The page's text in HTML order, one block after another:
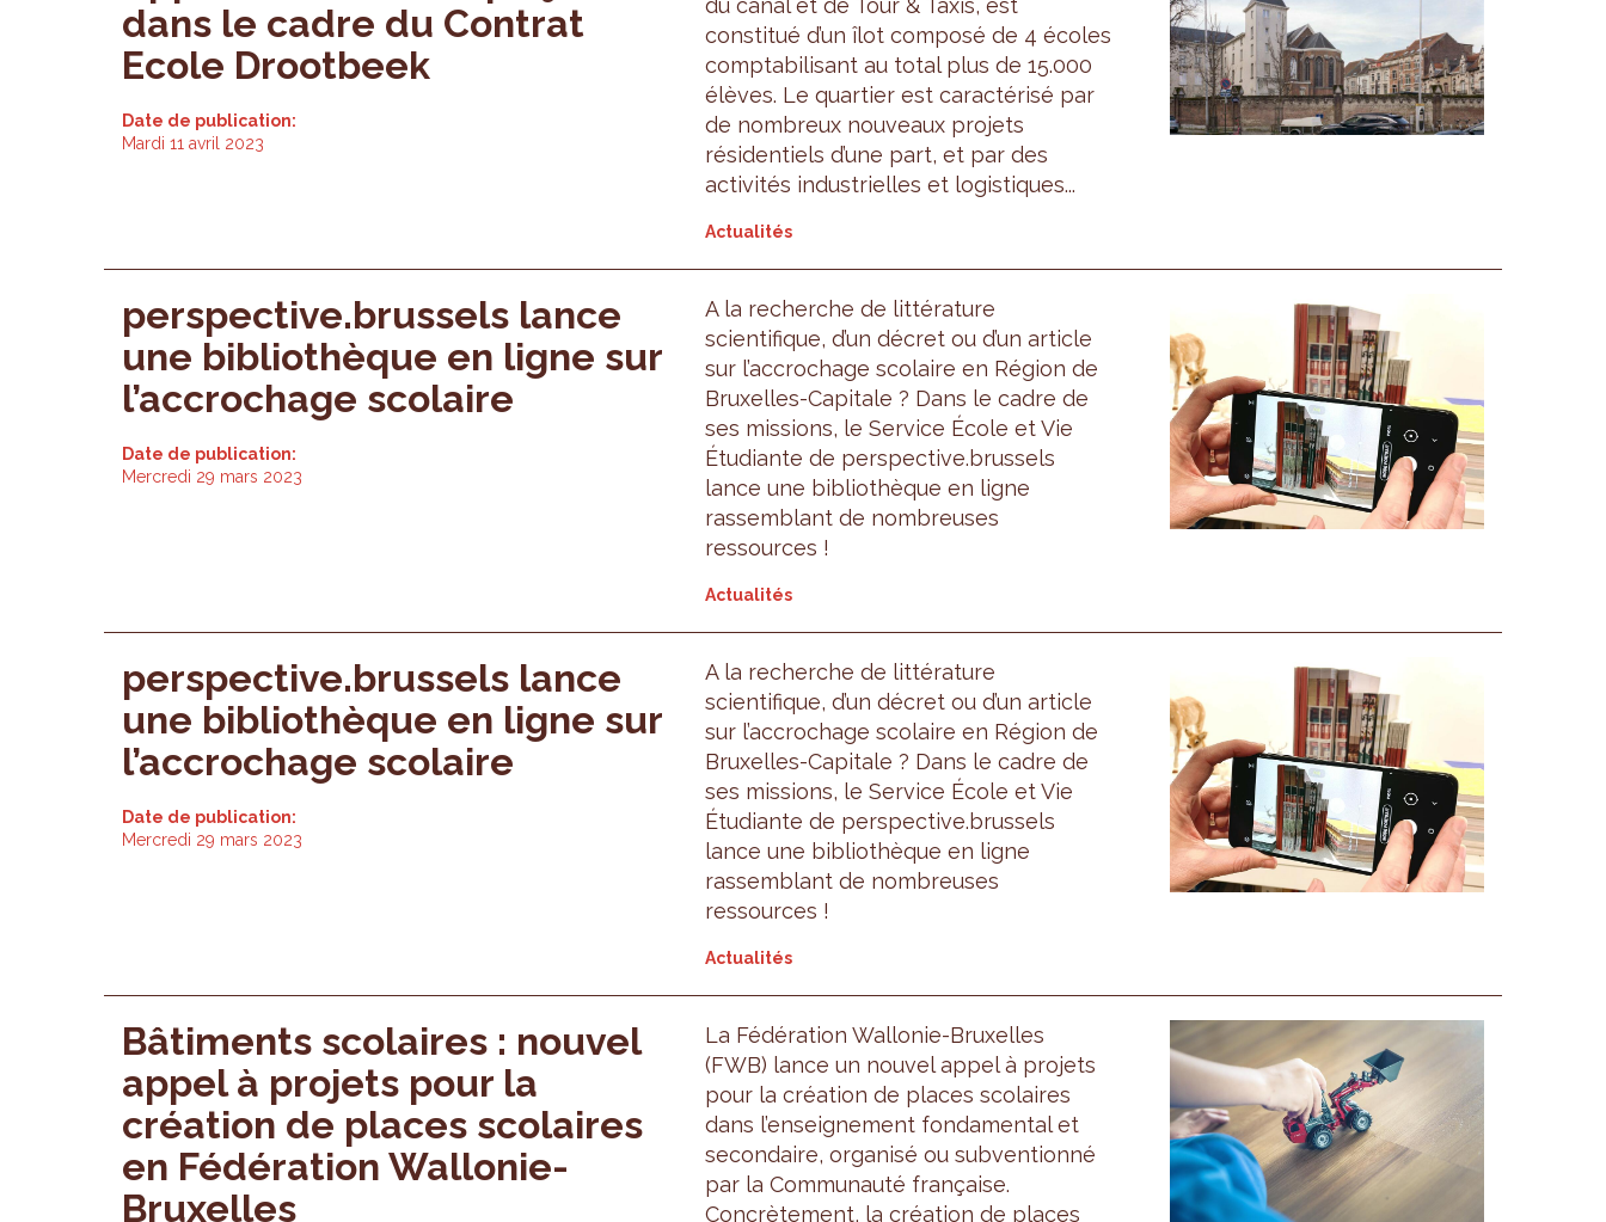
dans le cadre du Contrat
Ecole Drootbeek
Date de publication:
Mardi 11 avril 2023
constitué d’un îlot composé de 4 écoles
comptabilisant au total plus de 15.000
élèves. Le quartier est caractérisé par
de nombreux nouveaux projets
résidentiels d’une part, et par des
activités industrielles et logistiques...
Actualités
perspective.brussels lance
une bibliothèque en ligne sur
l’accrochage scolaire
Date de publication:
Mercredi 29 mars 2023
A la recherche de littérature
scientifique, d’un décret ou d’un article
sur l’accrochage scolaire en Région de
Bruxelles-Capitale ? Dans le cadre de
ses missions, le Service École et Vie
Étudiante de perspective.brussels
lance une bibliothèque en ligne
rassemblant de nombreuses
ressources !
Actualités
perspective.brussels lance
une bibliothèque en ligne sur
l’accrochage scolaire
Date de publication:
Mercredi 29 mars 2023
A la recherche de littérature
scientifique, d’un décret ou d’un article
sur l’accrochage scolaire en Région de
Bruxelles-Capitale ? Dans le cadre de
ses missions, le Service École et Vie
Étudiante de perspective.brussels
lance une bibliothèque en ligne
rassemblant de nombreuses
ressources !
Actualités
Bâtiments scolaires : nouvel
appel à projets pour la
création de places scolaires
en Fédération Wallonie-
Bruxelles
La Fédération Wallonie-Bruxelles
(FWB) lance un nouvel appel à projets
pour la création de places scolaires
dans l’enseignement fondamental et
secondaire, organisé ou subventionné
par la Communauté française.
Concrètement, la création de places